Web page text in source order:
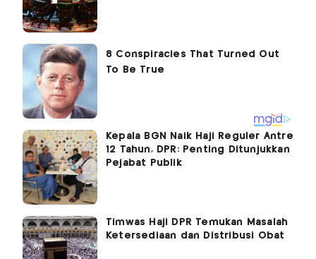
Kepala BGN Naik Haji Reguler Antre
12 Tahun, DPR: Penting Ditunjukkan
Pejabat Publik
Timwas Haji DPR Temukan Masalah
Ketersediaan dan Distribusi Obat